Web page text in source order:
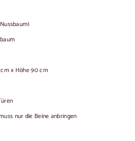
x Höhe 90 cm
nur die Beine anbringen